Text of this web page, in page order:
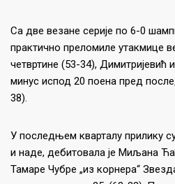
Са две везане серије по 6-0
практично преломиле утакмице
четвртине (53-34), Димитријевић
минус испод 20 поена пред
38).
У последњем кварталу прилику
и наде, дебитовала је Миљана
Тамаре Чубре „из корнера“